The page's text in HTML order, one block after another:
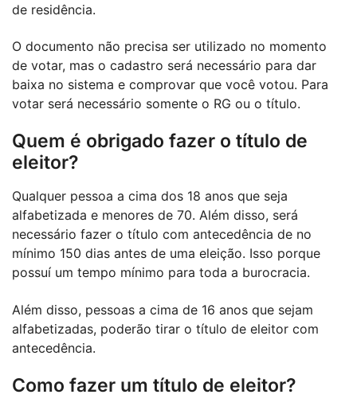
de residência.
O documento não precisa ser utilizado no momento
de votar, mas o cadastro será necessário para dar
baixa no sistema e comprovar que você votou. Para
votar será necessário somente o RG ou o título.
Quem é obrigado fazer o título de
eleitor?
Qualquer pessoa a cima dos 18 anos que seja
alfabetizada e menores de 70. Além disso, será
necessário fazer o título com antecedência de no
mínimo 150 dias antes de uma eleição. Isso porque
possuí um tempo mínimo para toda a burocracia.
Além disso, pessoas a cima de 16 anos que sejam
alfabetizadas, poderão tirar o título de eleitor com
antecedência.
Como fazer um título de eleitor?